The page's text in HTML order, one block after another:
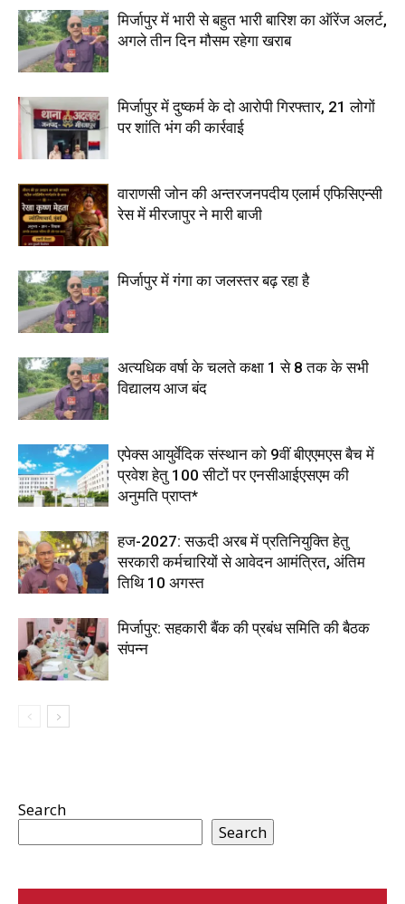
मिर्जापुर में भारी से बहुत भारी बारिश का ऑरेंज अलर्ट,
अगले तीन दिन मौसम रहेगा खराब
मिर्जापुर में दुष्कर्म के दो आरोपी गिरफ्तार, 21 लोगों
पर शांति भंग की कार्रवाई
वाराणसी जोन की अन्तरजनपदीय एलार्म एफिसिएन्सी
रेस में मीरजापुर ने मारी बाजी
मिर्जापुर में गंगा का जलस्तर बढ़ रहा है
अत्यधिक वर्षा के चलते कक्षा 1 से 8 तक के सभी
विद्यालय आज बंद
एपेक्स आयुर्वेदिक संस्थान को 9वीं बीएएमएस बैच में
प्रवेश हेतु 100 सीटों पर एनसीआईएसएम की
अनुमति प्राप्त*
हज-2027: सऊदी अरब में प्रतिनियुक्ति हेतु
सरकारी कर्मचारियों से आवेदन आमंत्रित, अंतिम
तिथि 10 अगस्त
मिर्जापुर: सहकारी बैंक की प्रबंध समिति की बैठक
संपन्न
Search
Search